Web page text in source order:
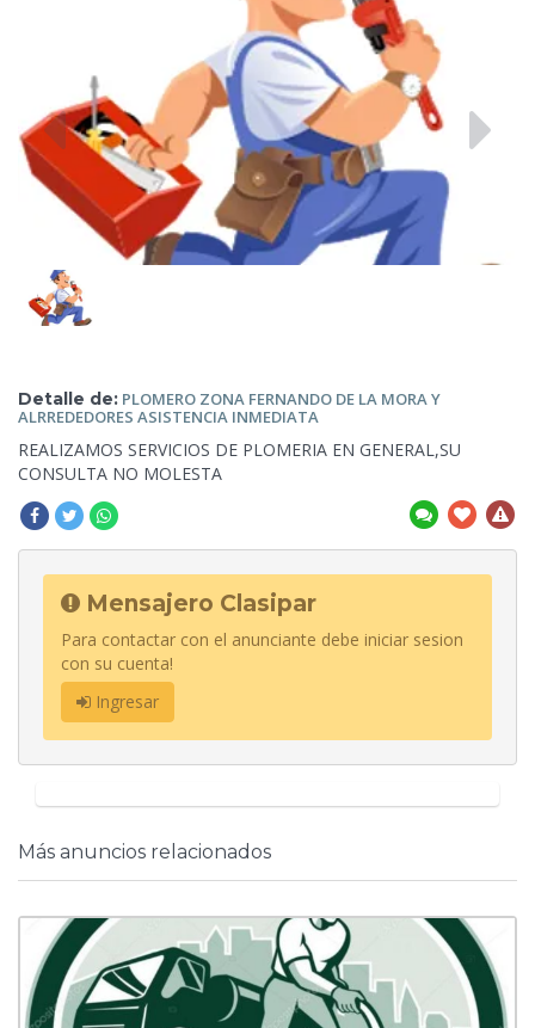
Detalle de: PLOMERO ZONA FERNANDO DE LA MORA Y
ALRREDEDORES ASISTENCIA INMEDIATA
REALIZAMOS SERVICIOS DE PLOMERIA EN GENERAL,SU
CONSULTA NO MOLESTA
Mensajero Clasipar
Para contactar con el anunciante debe iniciar sesion
con su cuenta!
Ingresar
Más anuncios relacionados